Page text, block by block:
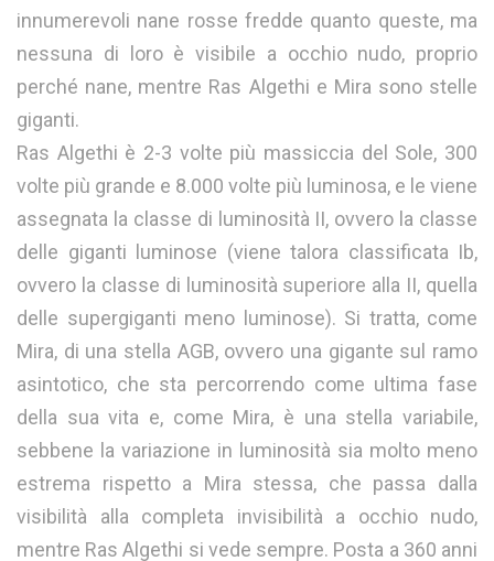
innumerevoli nane rosse fredde quanto queste, ma
nessuna di loro è visibile a occhio nudo, proprio
perché nane, mentre Ras Algethi e Mira sono stelle
giganti.
Ras Algethi è 2-3 volte più massiccia del Sole, 300
volte più grande e 8.000 volte più luminosa, e le viene
assegnata la classe di luminosità II, ovvero la classe
delle giganti luminose (viene talora classificata Ib,
ovvero la classe di luminosità superiore alla II, quella
delle supergiganti meno luminose). Si tratta, come
Mira, di una stella AGB, ovvero una gigante sul ramo
asintotico, che sta percorrendo come ultima fase
della sua vita e, come Mira, è una stella variabile,
sebbene la variazione in luminosità sia molto meno
estrema rispetto a Mira stessa, che passa dalla
visibilità alla completa invisibilità a occhio nudo,
mentre Ras Algethi si vede sempre. Posta a 360 anni